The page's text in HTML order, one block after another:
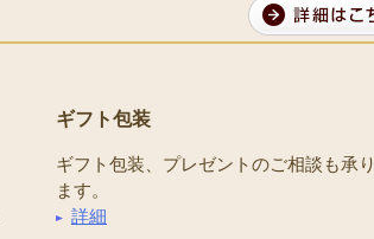
ギフト包装
ギフト包装、プレゼントのご相談も承り
ます。
詳細